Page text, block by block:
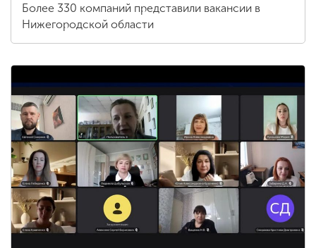
Более 330 компаний представили вакансии в
Нижегородской области